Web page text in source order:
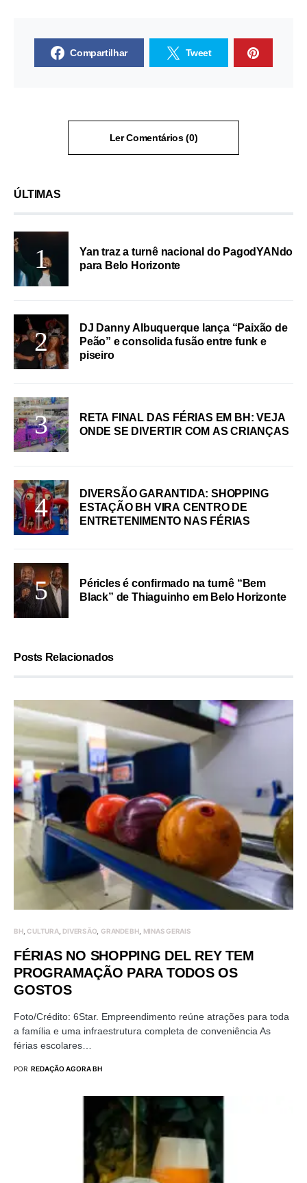
Compartilhar Tweet
Ler Comentários (0)
ÚLTIMAS
Yan traz a turnê nacional do PagodYANdo
para Belo Horizonte
DJ Danny Albuquerque lança “Paixão de
Peão” e consolida fusão entre funk e
piseiro
RETA FINAL DAS FÉRIAS EM BH: VEJA
ONDE SE DIVERTIR COM AS CRIANÇAS
DIVERSÃO GARANTIDA: SHOPPING
ESTAÇÃO BH VIRA CENTRO DE
ENTRETENIMENTO NAS FÉRIAS
Péricles é confirmado na turnê “Bem
Black” de Thiaguinho em Belo Horizonte
Posts Relacionados
BH CULTURA DIVERSÃO GRANDE BH MINAS GERAIS
FÉRIAS NO SHOPPING DEL REY TEM
PROGRAMAÇÃO PARA TODOS OS
GOSTOS
Foto/Crédito: 6Star. Empreendimento reúne atrações para toda
a família e uma infraestrutura completa de conveniência As
férias escolares…
POR REDAÇÃO AGORA BH